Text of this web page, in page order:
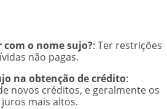
o nome sujo?: Ter restrições
não pagas.
na obtenção de crédito:
novos créditos, e geralmente os
mais altos.